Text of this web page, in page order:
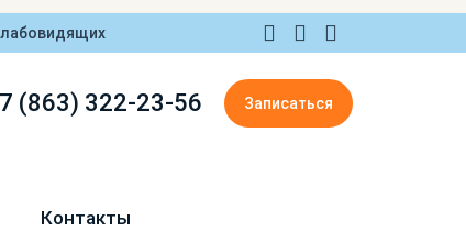
(863) 322-23-56 Записаться
Контакты